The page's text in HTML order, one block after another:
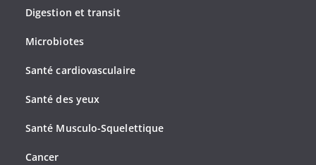
Digestion et transit
Microbiotes
Santé cardiovasculaire
Santé des yeux
Santé Musculo-Squelettique
Cancer